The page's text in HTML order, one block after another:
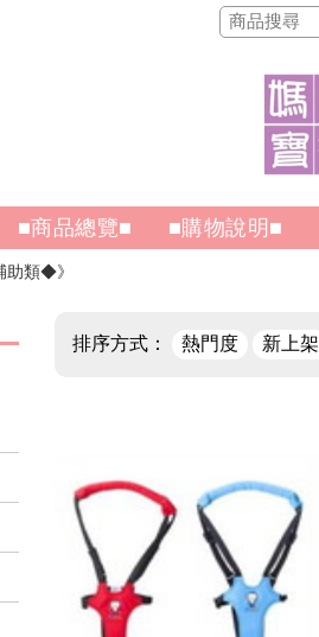
■商品總覽■ ■購物說明■
助類◆
排序方式： 熱門度 新上架